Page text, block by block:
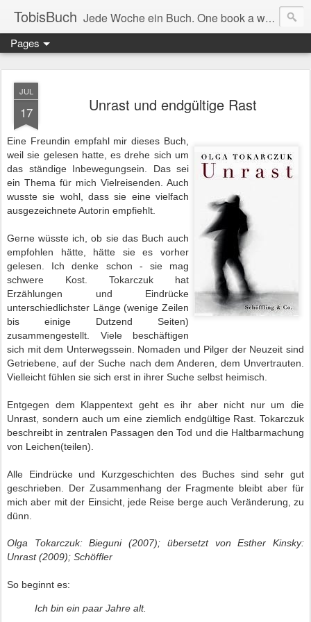
TobisBuch Jede Woche ein Buch. One book a week.
Pages
JUL
17 Unrast und endgültige Rast
Eine Freundin empfahl mir dieses Buch,
weil sie gelesen hatte, es drehe sich um
das ständige Inbewegungsein. Das sei
ein Thema für mich Vielreisenden. Auch
wusste sie wohl, dass sie eine vielfach
ausgezeichnete Autorin empfiehlt.
Gerne wüsste ich, ob sie das Buch auch
empfohlen hätte, hätte sie es vorher
gelesen. Ich denke schon - sie mag
schwere Kost. Tokarczuk hat
Erzählungen und Eindrücke
unterschiedlichster Länge (wenige Zeilen
bis einige Dutzend Seiten)
zusammengestellt. Viele beschäftigen
sich mit dem Unterwegssein. Nomaden und Pilger der Neuzeit sind
Getriebene, auf der Suche nach dem Anderen, dem Unvertrauten.
Vielleicht fühlen sie sich erst in ihrer Suche selbst heimisch.
Entgegen dem Klappentext geht es ihr aber nicht nur um die
Unrast, sondern auch um eine ziemlich endgültige Rast. Tokarczuk
beschreibt in zentralen Passagen den Tod und die Haltbarmachung
von Leichen(teilen).
Alle Eindrücke und Kurzgeschichten des Buches sind sehr gut
geschrieben. Der Zusammenhang der Fragmente bleibt aber für
mich aber mit der Einsicht, jede Reise berge auch Veränderung, zu
dünn.
Olga Tokarczuk: Bieguni (2007); übersetzt von Esther Kinsky:
Unrast (2009); Schöffler
So beginnt es:
Ich bin ein paar Jahre alt.